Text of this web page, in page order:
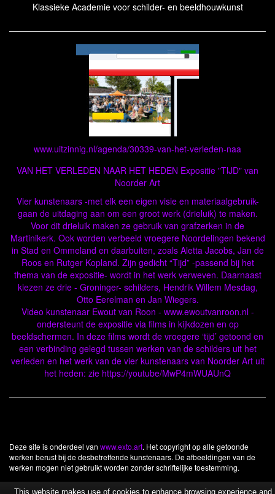
Klassieke Academie voor schilder- en beeldhouwkunst
www.uitzinnig.nl/agenda/30339-van-het-verleden-naa
VAN HET VERLEDEN NAAR HET HEDEN Expositie "TIJD" van
Noorder Art
Vier kunstenaars -met elk een eigen visie en materiaalgebruik-
gaan de uitdaging aan om een groot werk (drieluik) te maken.
Voor dit drieluik maken ze gebruik van grafzerken in de
Martinikerk. Ook worden verbeeld vroegere Noordelingen bekend
in Stad en Ommeland en daarbuiten, zoals Aletta Jacobs, Jan de
Roos en Rutger Kopland. Zijn gedicht “Tijd” -passend bij het
thema van de expositie- wordt in het werk verweven. Daarnaast
kiezen ze drie - Groninger- schilders, Hendrik Willem Mesdag,
Otto Eerelman en Jan Wiegers.
Video kunstenaar Ewout van Roon - www.ewoutvanroon.nl -
ondersteunt de expositie via films in kijkdozen en op
beeldschermen. In deze films wordt de vroegere ‘tijd’ getoond en
een verbinding gelegd tussen werken van de schilders uit het
verleden en het werk van de vier kunstenaars van Noorder Art uit
het heden: zie https://youtube/MwP4mWUAUnQ
Deze site is onderdeel van www.exto.art. Het copyright op alle getoonde
werken berust bij de desbetreffende kunstenaars. De afbeeldingen van de
werken mogen niet gebruikt worden zonder schriftelijke toestemming.
This website makes use of cookies to enhance browsing experience and